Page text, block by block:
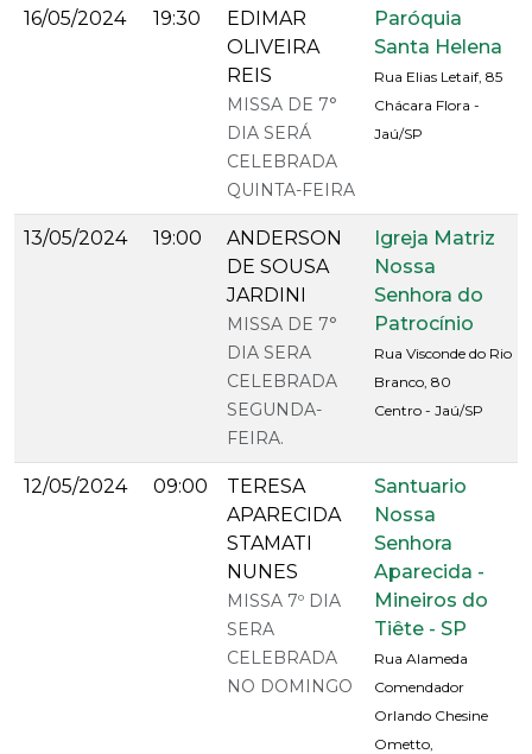
16/05/2024 19:30
EDIMAR
OLIVEIRA
REIS
MISSA DE 7°
DIA SERÁ
CELEBRADA
QUINTA-FEIRA
Paróquia
Santa Helena
Rua Elias Letaif, 85
Chácara Flora -
Jaú/SP
13/05/2024 19:00
ANDERSON
DE SOUSA
JARDINI
MISSA DE 7°
DIA SERA
CELEBRADA
SEGUNDA-
FEIRA.
Igreja Matriz
Nossa
Senhora do
Patrocínio
Rua Visconde do Rio
Branco, 80
Centro - Jaú/SP
12/05/2024 09:00
TERESA
APARECIDA
STAMATI
NUNES
MISSA 7º DIA
SERA
CELEBRADA
NO DOMINGO
Santuario
Nossa
Senhora
Aparecida -
Mineiros do
Tiête - SP
Rua Alameda
Comendador
Orlando Chesine
Ometto,